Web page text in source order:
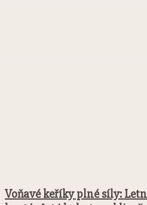
Voňavé keříky plné síly: